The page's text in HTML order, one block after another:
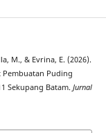
M., & Evrina, E. (2026).
Pembuatan Puding
Sekupang Batam. Jurnal